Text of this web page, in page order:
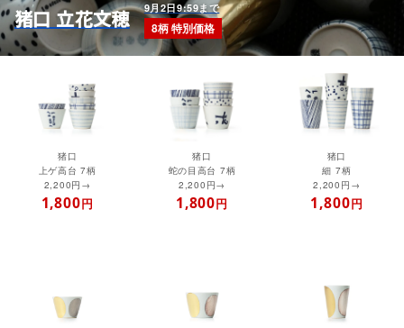
猪口 立花文穂
9月2日9:59まで
8柄 特別価格
猪口
上ゲ高台 7柄
2,200円→
1,800円
猪口
蛇の目高台 7柄
2,200円→
1,800円
猪口
細 7柄
2,200円→
1,800円